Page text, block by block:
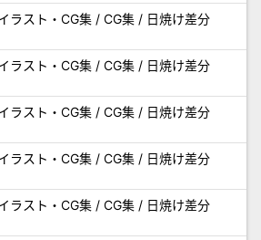
ラスト・CG集 / CG集 / 日焼け差分
ラスト・CG集 / CG集 / 日焼け差分
ラスト・CG集 / CG集 / 日焼け差分
ラスト・CG集 / CG集 / 日焼け差分
ラスト・CG集 / CG集 / 日焼け差分